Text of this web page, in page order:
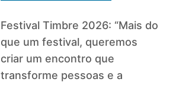
Festival Timbre 2026: “Mais do
que um festival, queremos
criar um encontro que
transforme pessoas e a